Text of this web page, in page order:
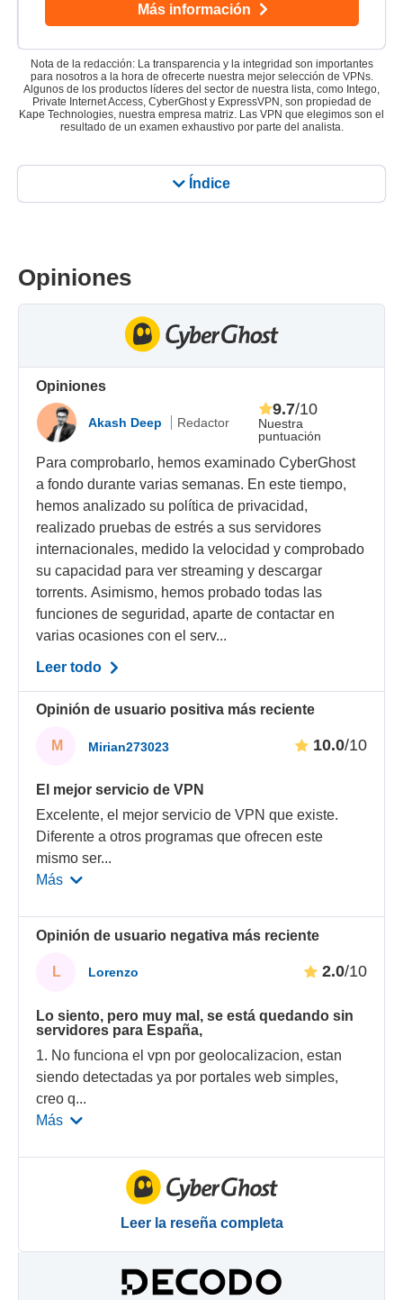
Índice
Más información
Nota de la redacción: La transparencia y la integridad son importantes
para nosotros a la hora de ofrecerte nuestra mejor selección de VPNs.
Algunos de los productos líderes del sector de nuestra lista, como Intego,
Private Internet Access, CyberGhost y ExpressVPN, son propiedad de
Kape Technologies, nuestra empresa matriz. Las VPN que elegimos son el
resultado de un examen exhaustivo por parte del analista.
Opiniones
Opiniones
Akash Deep Redactor
Nuestra
puntuación
9.7/10
Para comprobarlo, hemos examinado CyberGhost
a fondo durante varias semanas. En este tiempo,
hemos analizado su política de privacidad,
realizado pruebas de estrés a sus servidores
internacionales, medido la velocidad y comprobado
su capacidad para ver streaming y descargar
torrents. Asimismo, hemos probado todas las
funciones de seguridad, aparte de contactar en
varias ocasiones con el serv...
Leer todo
Opinión de usuario positiva más reciente
M Mirian273023 10.0/10
El mejor servicio de VPN
Excelente, el mejor servicio de VPN que existe.
Diferente a otros programas que ofrecen este
mismo ser...
Más
Opinión de usuario negativa más reciente
L Lorenzo 2.0/10
Lo siento, pero muy mal, se está quedando sin
servidores para España,
1. No funciona el vpn por geolocalizacion, estan
siendo detectadas ya por portales web simples,
creo q...
Más
Leer la reseña completa